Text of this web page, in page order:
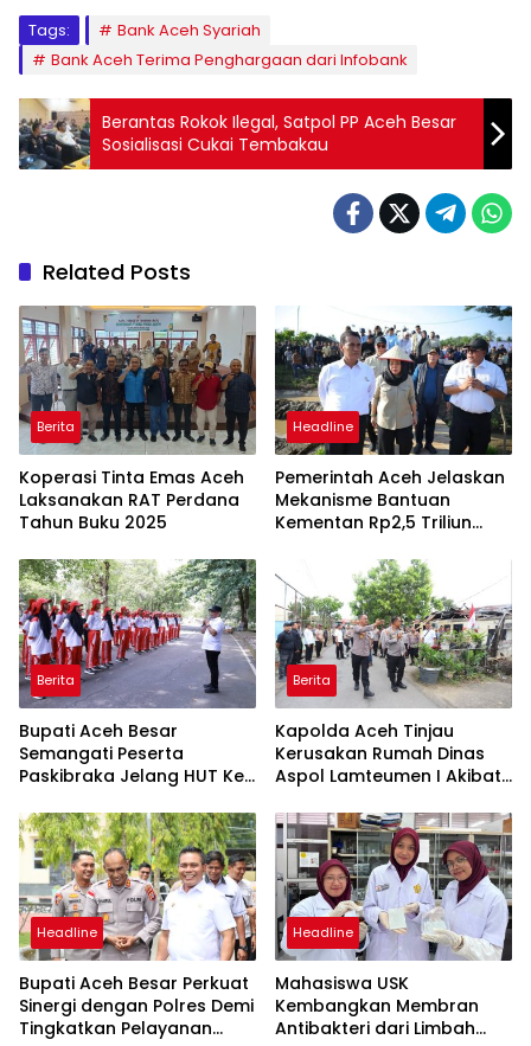
Tags:
Bank Aceh Syariah
Bank Aceh Terima Penghargaan dari Infobank
Berantas Rokok Ilegal, Satpol PP Aceh Besar
Sosialisasi Cukai Tembakau
Related Posts
Berita
Koperasi Tinta Emas Aceh
Laksanakan RAT Perdana
Tahun Buku 2025
Headline
Pemerintah Aceh Jelaskan
Mekanisme Bantuan
Kementan Rp2,5 Triliun
dan Kebun
Berita
Bupati Aceh Besar
Semangati Peserta
Paskibraka Jelang HUT Ke-
Berita
Kapolda Aceh Tinjau
Kerusakan Rumah Dinas
Aspol Lamteumen I Akibat
Headline
Bupati Aceh Besar Perkuat
Sinergi dengan Polres Demi
Tingkatkan Pelayanan
Headline
Mahasiswa USK
Kembangkan Membran
Antibakteri dari Limbah